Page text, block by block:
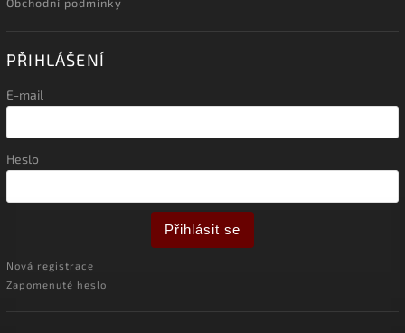
Obchodní podmínky
PŘIHLÁŠENÍ
E-mail
Heslo
Přihlásit se
Nová registrace
Zapomenuté heslo